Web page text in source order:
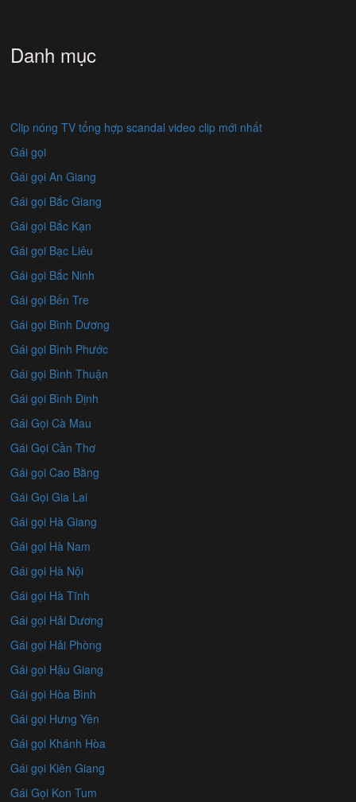
Danh mục
Clip nóng TV tổng hợp scandal video clip mới nhất
Gái gọi
Gái gọi An Giang
Gái gọi Bắc Giang
Gái gọi Bắc Kạn
Gái gọi Bạc Liêu
Gái gọi Bắc Ninh
Gái gọi Bến Tre
Gái gọi Bình Dương
Gái gọi Bình Phước
Gái gọi Bình Thuận
Gái gọi Bình Định
Gái Gọi Cà Mau
Gái Gọi Cần Thơ
Gái gọi Cao Bằng
Gái Gọi Gia Lai
Gái gọi Hà Giang
Gái gọi Hà Nam
Gái gọi Hà Nội
Gái gọi Hà Tĩnh
Gái gọi Hải Dương
Gái gọi Hải Phòng
Gái gọi Hậu Giang
Gái gọi Hòa Bình
Gái gọi Hưng Yên
Gái gọi Khánh Hòa
Gái gọi Kiên Giang
Gái Gọi Kon Tum